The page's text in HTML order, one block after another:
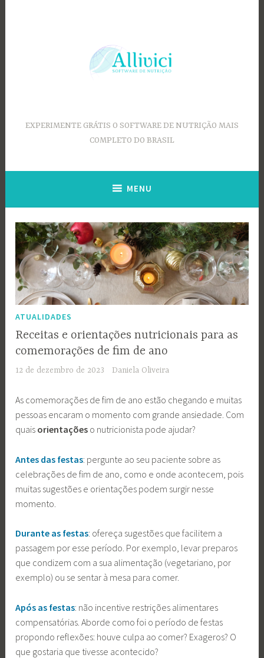
EXPERIMENTE GRÁTIS O SOFTWARE DE NUTRIÇÃO MAIS
COMPLETO DO BRASIL
MENU
ATUALIDADES
Receitas e orientações nutricionais para as
comemorações de fim de ano
12 de dezembro de 2023 Daniela Oliveira
As comemorações de fim de ano estão chegando e muitas
pessoas encaram o momento com grande ansiedade. Com
quais orientações o nutricionista pode ajudar?
Antes das festas: pergunte ao seu paciente sobre as
celebrações de fim de ano, como e onde acontecem, pois
muitas sugestões e orientações podem surgir nesse
momento.
Durante as festas: ofereça sugestões que facilitem a
passagem por esse período. Por exemplo, levar preparos
que condizem com a sua alimentação (vegetariano, por
exemplo) ou se sentar à mesa para comer.
Após as festas: não incentive restrições alimentares
compensatórias. Aborde como foi o período de festas
propondo reflexões: houve culpa ao comer? Exageros? O
que gostaria que tivesse acontecido?